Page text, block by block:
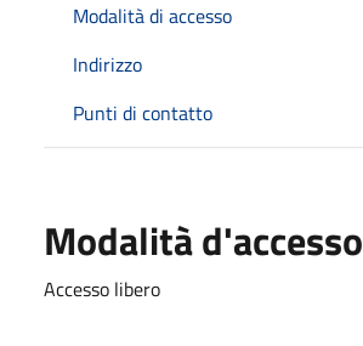
Modalità di accesso
Indirizzo
Punti di contatto
Modalità d'accesso
Accesso libero